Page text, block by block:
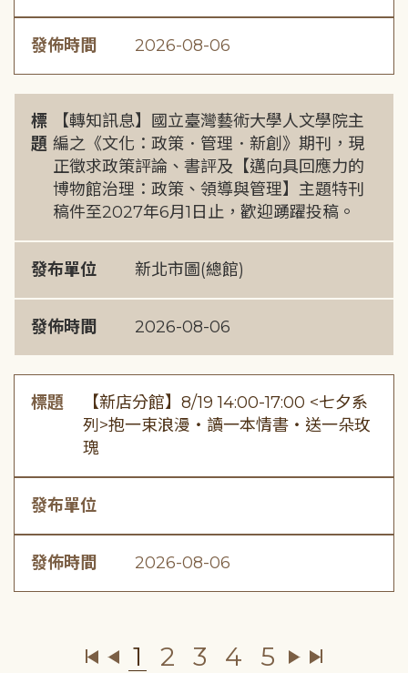
發佈時間 2026-08-06
標
題
【轉知訊息】國立臺灣藝術大學人文學院主
編之《文化：政策．管理．新創》期刊，現
正徵求政策評論、書評及【邁向具回應力的
博物館治理：政策、領導與管理】主題特刊
稿件至2027年6月1日止，歡迎踴躍投稿。
發布單位 新北市圖(總館)
發佈時間 2026-08-06
標題
【新店分館】8/19 14:00-17:00 <七夕系
列>抱一束浪漫・讀一本情書・送一朵玫
瑰
發布單位
發佈時間 2026-08-06
1 2 3 4 5